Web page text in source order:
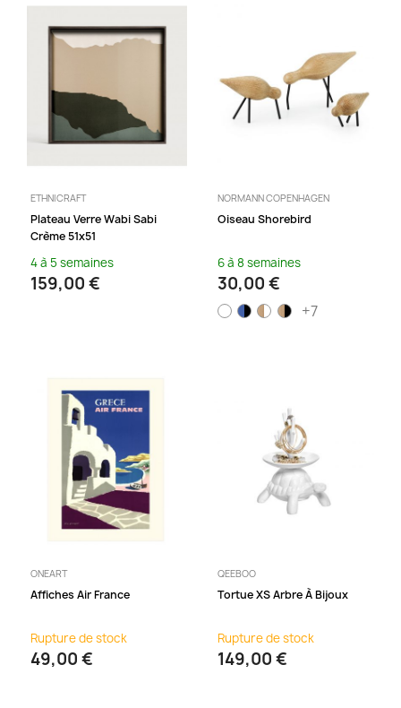
ETHNICRAFT
Plateau Verre Wabi Sabi
Crème 51x51
4 à 5 semaines
159,00 €
NORMANN COPENHAGEN
Oiseau Shorebird
6 à 8 semaines
30,00 €
+7
ONEART
Affiches Air France
Rupture de stock
49,00 €
QEEBOO
Tortue XS Arbre À Bijoux
Rupture de stock
149,00 €